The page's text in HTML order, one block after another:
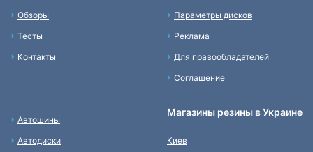
Обзоры
Тесты
Контакты
Параметры дисков
Реклама
Для правообладателей
Соглашение
Автошины
Автодиски
Магазины резины в Украине
Киев